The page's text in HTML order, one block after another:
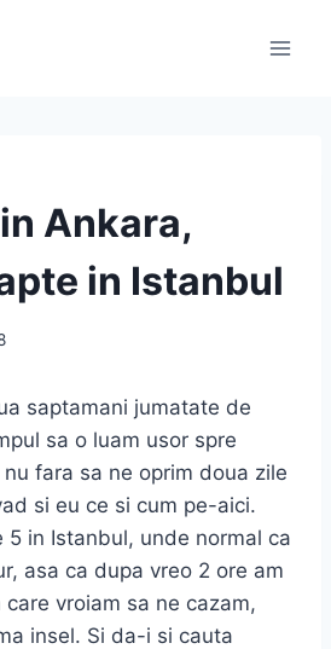
Ankara,
in Istanbul
saptamani jumatate de
sa o luam usor spre
fara sa ne oprim doua zile
si eu ce si cum pe-aici.
5 in Istanbul, unde normal ca
asa ca dupa vreo 2 ore am
vroiam sa ne cazam,
insel. Si da-i si cauta